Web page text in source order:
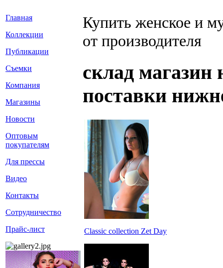
Главная
Коллекции
Публикации
Съемки
Компания
Магазины
Новости
Оптовым
покупателям
Для прессы
Видео
Контакты
Сотрудничество
Прайс-лист
Купить женское и
от производителя
склад магазин
поставки
Classic collection Zet Day